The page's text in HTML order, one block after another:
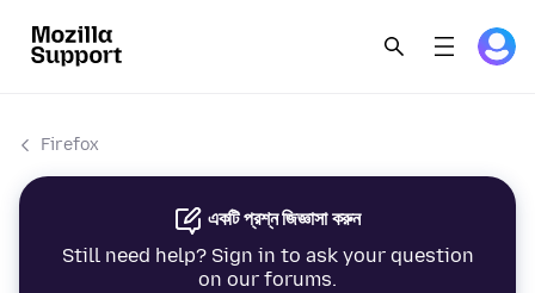
Firefox
একটি প্রশ্ন জিজ্ঞাসা করুন
Still need help? Sign in to ask your question
on our forums.